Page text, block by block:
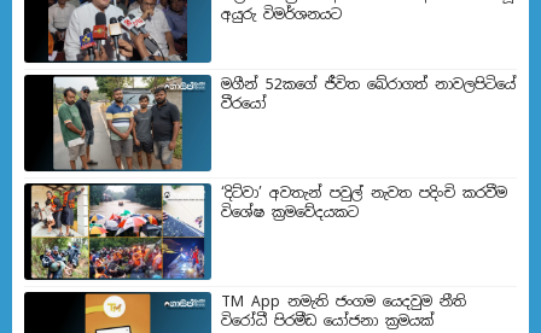
අයුරු විමර්ශනයට
මගීන් 52කගේ ජීවිත බේරා­ගත් නාව­ල­පි­ටියේ
වීරයෝ
‘දිට්වා’ අවතැන් පවුල් නැවත පදිංචි කරවීම
විශේෂ ක්‍රමවේදයකට
TM App නමැති ජංගම යෙදවුම නීති
විරෝධී පිරමීඩ යෝජනා ක්‍රමයක්